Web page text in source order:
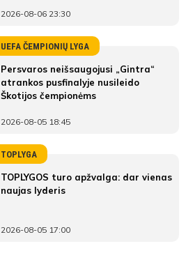
2026-08-06 23:30
UEFA ČEMPIONIŲ LYGA
Persvaros neišsaugojusi „Gintra“
atrankos pusfinalyje nusileido
Škotijos čempionėms
2026-08-05 18:45
TOPLYGA
TOPLYGOS turo apžvalga: dar vienas
naujas lyderis
2026-08-05 17:00